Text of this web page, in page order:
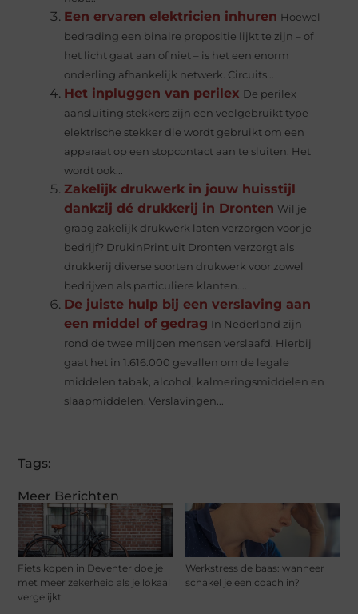
Meer Berichten
Fiets kopen in Deventer doe je
met meer zekerheid als je lokaal
vergelijkt
Werkstress de baas: wanneer
schakel je een coach in?
Een ervaren elektricien inhuren Hoewel
bedrading een binaire propositie lijkt te zijn – of
het licht gaat aan of niet – is het een enorm
onderling afhankelijk netwerk. Circuits...
Het inpluggen van perilex De perilex
aansluiting stekkers zijn een veelgebruikt type
elektrische stekker die wordt gebruikt om een ​​
apparaat op een stopcontact aan te sluiten. Het
wordt ook...
Zakelijk drukwerk in jouw huisstijl
dankzij dé drukkerij in Dronten Wil je
graag zakelijk drukwerk laten verzorgen voor je
bedrijf? DrukinPrint uit Dronten verzorgt als
drukkerij diverse soorten drukwerk voor zowel
bedrijven als particuliere klanten....
De juiste hulp bij een verslaving aan
een middel of gedrag In Nederland zijn
rond de twee miljoen mensen verslaafd. Hierbij
gaat het in 1.616.000 gevallen om de legale
middelen tabak, alcohol, kalmeringsmiddelen en
slaapmiddelen. Verslavingen...
Tags: